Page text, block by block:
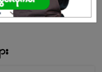
လား?
ယ်